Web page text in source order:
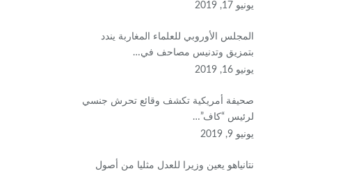
يونيو 17, 2019
المجلس الأوروبي للعلماء المغاربة يندد
بتمزيق وتدنيس مصاحف في…
يونيو 16, 2019
صحيفة أمريكية تكشف وقائع تحرش جنسي
لرئيس “كاف”…
يونيو 9, 2019
نتانياهو يعين وزيرا للعدل مثليا من أصول